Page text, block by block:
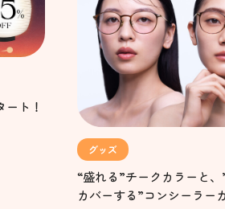
ート！
グッズ
“盛れる”チークカラーと、
カバーする”コンシーラー